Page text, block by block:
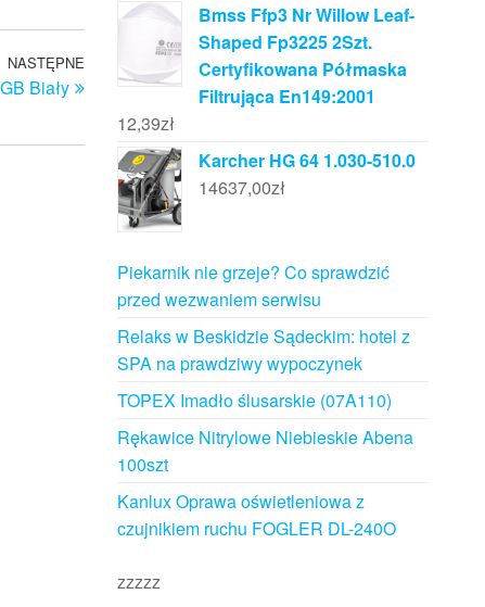
Następny
wpis
NASTĘPNE
Biały
Bmss Ffp3 Nr Willow Leaf-
Shaped Fp3225 2Szt.
Certyfikowana Półmaska
Filtrująca En149:2001
12,39zł
Karcher HG 64 1.030-510.0
14637,00zł
Piekarnik nie grzeje? Co sprawdzić
przed wezwaniem serwisu
Relaks w Beskidzie Sądeckim: hotel z
SPA na prawdziwy wypoczynek
TOPEX Imadło ślusarskie (07A110)
Rękawice Nitrylowe Niebieskie Abena
100szt
Kanlux Oprawa oświetleniowa z
czujnikiem ruchu FOGLER DL-240O
zzzzz